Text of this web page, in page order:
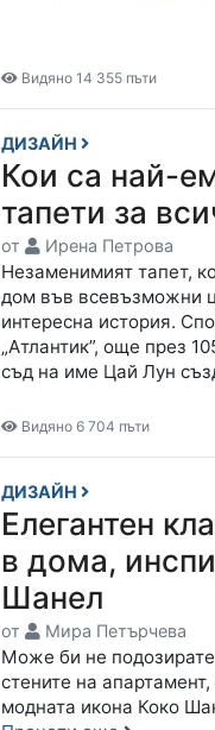
Видяно 14 355 пъти
ДИЗАЙН
Кои са най-
тапети за
от Ирена Петрова
Незаменимият тапет,
дом във всевъзможни
интересна история.
„Атлантик”, още през
съд на име Цай Лун
Видяно 6 704 пъти
ДИЗАЙН
Елегантен
в дома,
Шанел
от Мира Петърчева
Може би не
стените на
модната икона Коко